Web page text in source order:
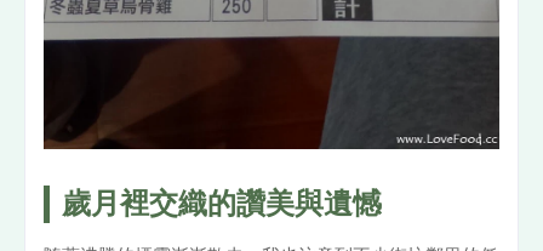
歲月裡交織的讚美與遺憾